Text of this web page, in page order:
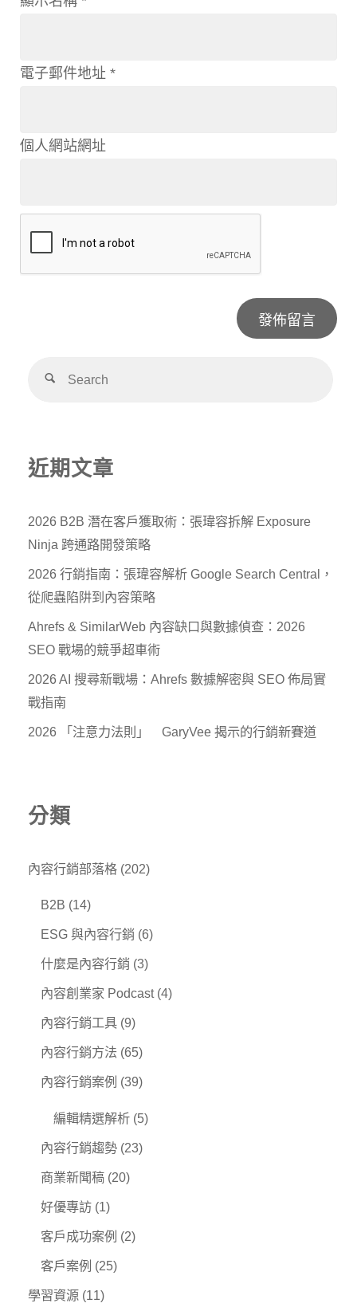
電子郵件地址 *
個人網站網址
近期文章
2026 B2B 潛在客戶獲取術：張瑋容拆解 Exposure
Ninja 跨通路開發策略
2026 行銷指南：張瑋容解析 Google Search Central，
從爬蟲陷阱到內容策略
Ahrefs & SimilarWeb 內容缺口與數據偵查：2026
SEO 戰場的競爭超車術
2026 AI 搜尋新戰場：Ahrefs 數據解密與 SEO 佈局實
戰指南
2026 「注意力法則」 GaryVee 揭示的行銷新賽道
分類
內容行銷部落格 (202)
B2B (14)
ESG 與內容行銷 (6)
什麼是內容行銷 (3)
內容創業家 Podcast(4)
內容行銷工具 (9)
內容行銷方法 (65)
內容行銷案例 (39)
編輯精選解析 (5)
內容行銷趨勢 (23)
商業新聞稿 (20)
好優專訪 (1)
客戶成功案例 (2)
客戶案例 (25)
學習資源 (11)